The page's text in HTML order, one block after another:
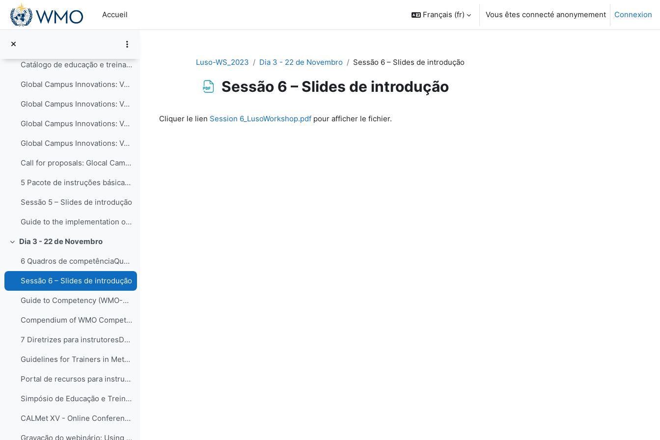
Passer au contenu principal
Accueil
Français ‎(fr)‎ Vous êtes connecté anonymement Connexion
WMO Global Campus Calendar of Events
Catálogo de educação e treinamento - COMET MetEd
Global Campus Innovations: Volume I – New Pedagogical Approaches
Global Campus Innovations: Volume II – Curriculum Advances
Global Campus Innovations: Volume III – Collaboration in Education and Training
Global Campus Innovations: Volume IV – Technology-enhanced Learning
Call for proposals: Glocal Campus Innovations 2nd edition
5 Pacote de instruções básicas para meteorologista...
Sessão 5 – Slides de introdução
Guide to the implementation of Education and Training Standards in Meteorology and Hydrology (WMO-No.1083) - EN, FR, ES
Replier
Dia 3 - 22 de Novembro
6 Quadros de competênciaQuadros de competências vê...
Sessão 6 – Slides de introdução
Guide to Competency (WMO-No. 1205) - EN, FR, ES
Compendium of WMO Competency Frameworks (WMO-No. 1209)
7 Diretrizes para instrutoresDando continuidade ao...
Guidelines for Trainers in Meteorological, Hydrological and Climate Services, (WMO-No. 1114)
Portal de recursos para instrutores
Simpósio de Educação e Treinamento da OMM em 2021 - SYMET-14
CALMet XV - Online Conference 2023
Gravação do webinário: Using Brinkerhoff’s Success Case Method to evaluate the impact of training (2021)
Luso-WS_2023 Dia 3 - 22 de Novembro Sessão 6 – Slides de introdução
Sessão 6 – Slides de introdução
Cliquer le lien Session 6_LusoWorkshop.pdf pour afficher le fichier.